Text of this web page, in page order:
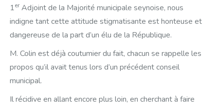
1erAdjoint de la Majorité municipale seynoise, nous
indigne tant cette attitude stigmatisante est honteuse et
dangereuse de la part d’un élu de la République.
M. Colin est déjà coutumier du fait, chacun se rappelle les
propos qu’il avait tenus lors d’un précédent conseil
municipal.
Il récidive en allant encore plus loin, en cherchant à faire